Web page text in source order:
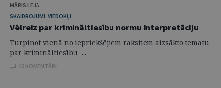
MĀRIS LEJA
SKAIDROJUMI. VIEDOKĻI
Vēlreiz par krimināltiesību normu interpretāciju
Turpinot vienā no iepriekšējiem rakstiem aizsākto tematu
par krimināltiesību ...
10 KOMENTĀRI